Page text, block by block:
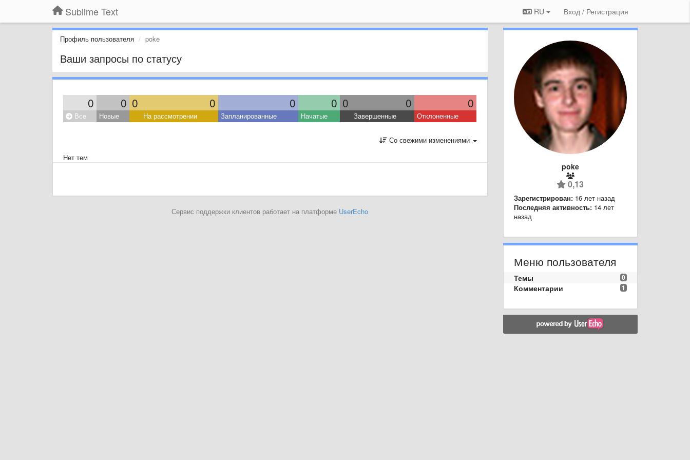
Sublime Text RU Вход / Регистрация
Профиль пользователя poke
Ваши запросы по статусу
0 0 0 0 0 0 0 0 0
Все Новые На рассмотрении Запланированные Начатые Завершенные Отклоненные
Со свежими изменениями
Нет тем
Сервис поддержки клиентов работает на платформе UserEcho
poke
0,13
Зарегистрирован: 16 лет назад
Последняя активность: 14 лет
назад
Меню пользователя
0
Темы
1
Комментарии